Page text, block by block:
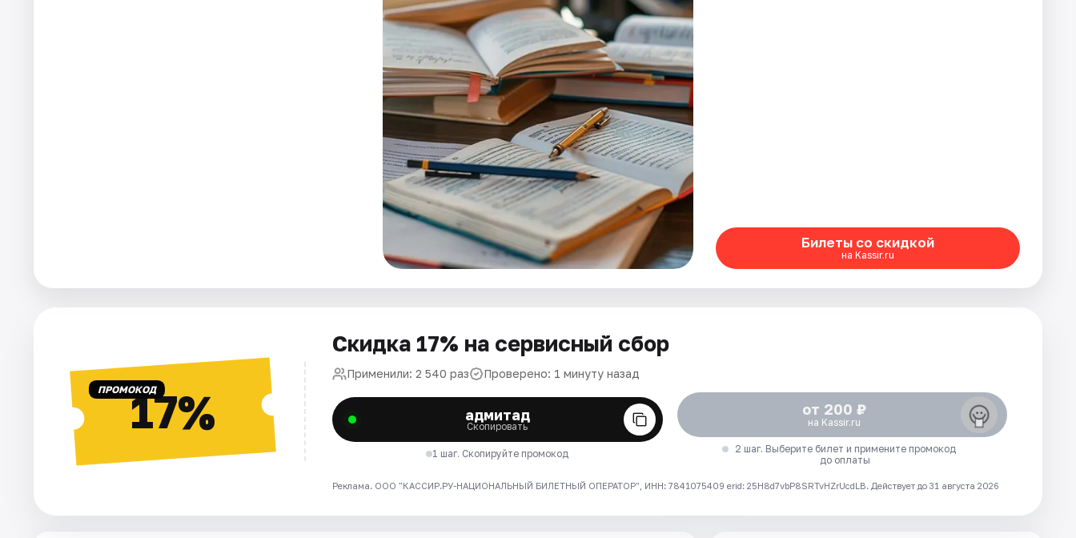
Билеты со скидкой
на Kassir.ru
ПРОМОКОД17%
Скидка 17% на сервисный сбор
Применили: 2 540 раз Проверено: 1 минуту назад
адмитад
Скопировать
1 шаг. Скопируйте промокод
от 200 ₽
на Kassir.ru
2 шаг. Выберите билет и примените промокод
до оплаты
Реклама. ООО "КАССИР.РУ-НАЦИОНАЛЬНЫЙ БИЛЕТНЫЙ ОПЕРАТОР", ИНН: 7841075409 erid: 25H8d7vbP8SRTvHZrUcdLB. Действует до 31 августа 2026